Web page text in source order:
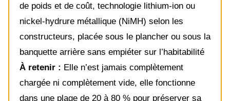
de poids et de coût, technologie lithium-ion ou
nickel-hydrure métallique (NiMH) selon les
constructeurs, placée sous le plancher ou sous la
banquette arrière sans empiéter sur l’habitabilité
À retenir : Elle n’est jamais complètement
chargée ni complètement vide, elle fonctionne
dans une plage de 20 à 80 % pour préserver sa